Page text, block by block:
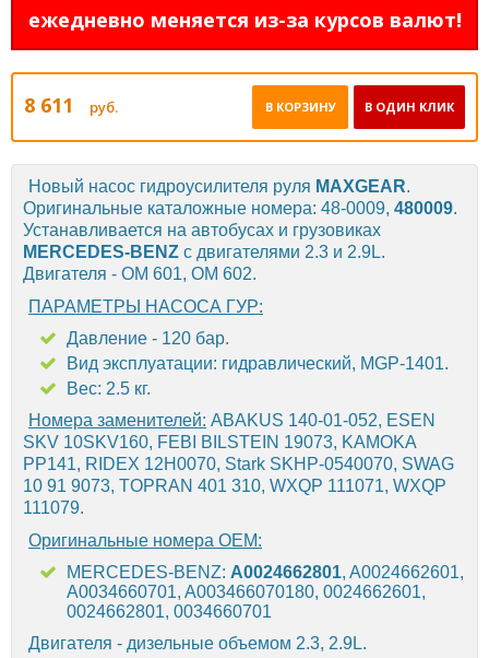
ежедневно меняется из-за курсов валют!
8 611 руб. В ОДИН КЛИК
В КОРЗИНУ
Новый насос гидроусилителя руля MAXGEAR.
Оригинальные каталожные номера: 48-0009, 480009.
Устанавливается на автобусах и грузовиках
MERCEDES-BENZ с двигателями 2.3 и 2.9L.
Двигателя - OM 601, OM 602.
ПАРАМЕТРЫ НАСОСА ГУР:
Давление - 120 бар.
Вид эксплуатации: гидравлический, MGP-1401.
Вес: 2.5 кг.
Номера заменителей: ABAKUS 140-01-052, ESEN
SKV 10SKV160, FEBI BILSTEIN 19073, KAMOKA
PP141, RIDEX 12H0070, Stark SKHP-0540070, SWAG
10 91 9073, TOPRAN 401 310, WXQP 111071, WXQP
111079.
Оригинальные номера OEM:
MERCEDES-BENZ: A0024662801, A0024662601,
A0034660701, A003466070180, 0024662601,
0024662801, 0034660701
Двигателя - дизельные объемом 2.3, 2.9L.